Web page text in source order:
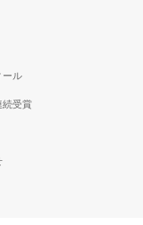
ール
続受賞